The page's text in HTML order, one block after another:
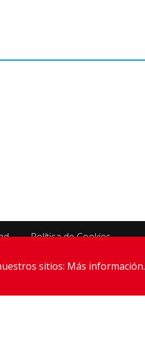
Política de Cookies
sitios: Más información.